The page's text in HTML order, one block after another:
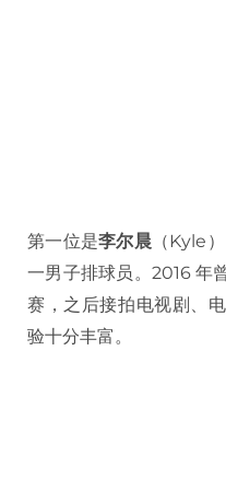
第一位是李尔晨 （Kyle
一男子排球员。2016 年
赛，之后接拍电视剧、
验十分丰富。